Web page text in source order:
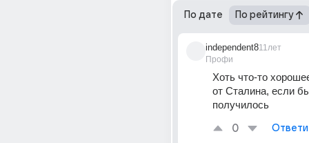
По дате По рейтингу
independent8
Профи
11лет
Хоть что-то
от Сталина, если
получилось
0